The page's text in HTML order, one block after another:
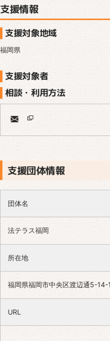
支援情報
支援対象地域
福岡県
支援対象者
相談・利用方法
支援団体情報
団体名
法テラス福岡
所在地
福岡県福岡市中央区渡辺通5-14-
URL